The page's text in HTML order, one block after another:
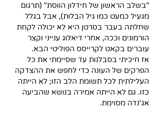
"בשלב הראשון של חידלון הווסת" (תרגום
מגעיל כמעט כמו גיל הבלות), אבל בגלל
שחלתה בעבר בסרטן היא לא יכולה לקחת
הורמונים וככה, אחרי דיאלוג ענייני וקצר
עוברים בקאט לקרייסס הפוליטי הבא.
אז חיכיתי בסבלנות עד שסיימתי את כל
הפרקים של העונה כדי לחפש את ההצדקה
העלילתית לכל תשומת הלב הזו; לא הייתה
כזו. גם לא הייתה אמירה בנושא שהביעה
אג'נדה מסוימת.